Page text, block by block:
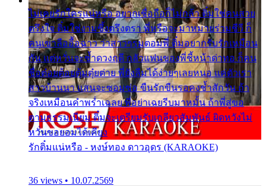
ไม่เคยรักใครแน่หรือ อยากเชื่อถือก็ไม่กล้า ติ๋มใช่คนสวย
ตรึงใจ ติ๋มใช่งามซึ้งตรึงตรา พี่หรือจะมาหมายร่วมชีวี ก็
คนเขาลืออื้อฉาว ว่าสาวๆรุมตอมพี่ ติ๋มอยากรับรักเหมือน
กัน แต่หวั่นจะช้ำดวงฤดี กลัวแฟนของพี่ชี้หน้าด่าทอ ก็คน
ชื่อต๋อยต้อยตุ้มตุ๋ยต่าย พี่ยังลืมได้ง่ายๆเลยหนอ แค่ตัวเรา
สาวบ้านนา แสนจะซอมซ่อ ขืนรักขืนรอคงช้ำสักวัน ถ้า
จริงเหมือนคำพร่ำเฉลย พี่อย่าเฉยรีบมาหมั้น ถ้าพี่สู่ขอ
ตามธรรมเนียม ติ๋มจะเตรียมรับเกลียวสัมพันธ์ ผิดหวังไม่
หวั่นขอยอมได้เคียง
รักติ๋มแน่หรือ - หงษ์ทอง ดาวอุดร (KARAOKE)
36 views • 10.07.2569